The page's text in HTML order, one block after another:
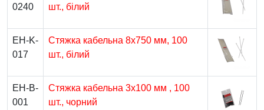
0240
шт., білий
EH-K-
017
Стяжка кабельна 8х750 мм, 100
шт., білий
EH-B-
001
Стяжка кабельна 3х100 мм , 100
шт., чорний